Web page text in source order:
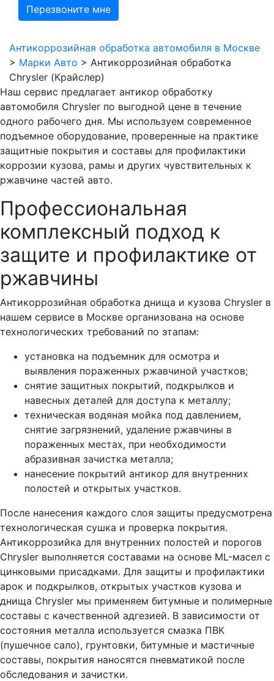
Антикоррозийная обработка автомобиля в Москве
> Марки Авто > Антикоррозийная обработка
Chrysler (Крайслер)
Наш сервис предлагает антикор обработку
автомобиля Chrysler по выгодной цене в течение
одного рабочего дня. Мы используем современное
подъемное оборудование, проверенные на практике
защитные покрытия и составы для профилактики
коррозии кузова, рамы и других чувствительных к
ржавчине частей авто.
Профессиональная
комплексный подход к
защите и профилактике от
ржавчины
Антикоррозийная обработка днища и кузова Chrysler в
нашем сервисе в Москве организована на основе
технологических требований по этапам:
установка на подъемник для осмотра и
выявления пораженных ржавчиной участков;
снятие защитных покрытий, подкрылков и
навесных деталей для доступа к металлу;
техническая водяная мойка под давлением,
снятие загрязнений, удаление ржавчины в
пораженных местах, при необходимости
абразивная зачистка металла;
нанесение покрытий антикор для внутренних
полостей и открытых участков.
После нанесения каждого слоя защиты предусмотрена
технологическая сушка и проверка покрытия.
Антикоррозийка для внутренних полостей и порогов
Chrysler выполняется составами на основе ML-масел с
цинковыми присадками. Для защиты и профилактики
арок и подкрылков, открытых участков кузова и
днища Chrysler мы применяем битумные и полимерные
составы с качественной адгезией. В зависимости от
состояния металла используется смазка ПВК
(пушечное сало), грунтовки, битумные и мастичные
составы, покрытия наносятся пневматикой после
обследования и зачистки.